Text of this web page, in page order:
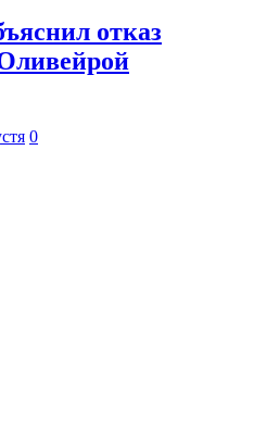
отказ
0